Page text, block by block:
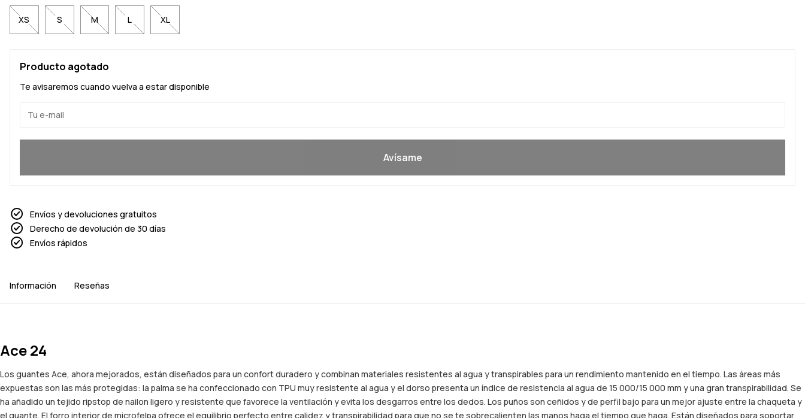
XS S M L XL
Producto agotado
Te avisaremos cuando vuelva a estar disponible
Avísame
Envíos y devoluciones gratuitos
Derecho de devolución de 30 días
Envíos rápidos
Información Reseñas
Ace 24
Los guantes Ace, ahora mejorados, están diseñados para un confort duradero y combinan materiales resistentes al agua y transpirables para un rendimiento mantenido en el tiempo. Las áreas más
expuestas son las más protegidas: la palma se ha confeccionado con TPU muy resistente al agua y el dorso presenta un índice de resistencia al agua de 15 000/15 000 mm y una gran transpirabilidad. Se
ha añadido un tejido ripstop de nailon ligero y resistente que favorece la ventilación y evita los desgarros entre los dedos. Los puños son ceñidos y de perfil bajo para un mejor ajuste entre la chaqueta y
el guante. El forro interior de microfelpa ofrece el equilibrio perfecto entre calidez y transpirabilidad para que no se te sobrecalienten las manos haga el tiempo que haga. Están diseñados para soportar